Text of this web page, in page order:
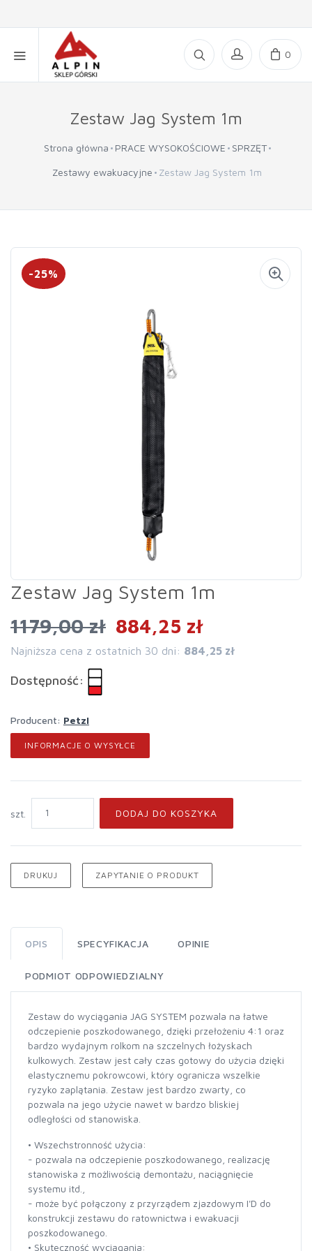
0
Zestaw Jag System 1m
Strona główna PRACE WYSOKOŚCIOWE SPRZĘT
Zestawy ewakuacyjne Zestaw Jag System 1m
-25%
Zestaw Jag System 1m
1179,00 zł 884,25 zł
Najniższa cena z ostatnich 30 dni: 884,25 zł
Dostępność:
Producent: Petzl
INFORMACJE O WYSYŁCE
szt. DODAJ DO KOSZYKA
DRUKUJ ZAPYTANIE O PRODUKT
OPIS SPECYFIKACJA OPINIE
PODMIOT ODPOWIEDZIALNY
Zestaw do wyciągania JAG SYSTEM pozwala na łatwe
odczepienie poszkodowanego, dzięki przełożeniu 4:1 oraz
bardzo wydajnym rolkom na szczelnych łożyskach
kulkowych. Zestaw jest cały czas gotowy do użycia dzięki
elastycznemu pokrowcowi, który ogranicza wszelkie
ryzyko zaplątania. Zestaw jest bardzo zwarty, co
pozwala na jego użycie nawet w bardzo bliskiej
odległości od stanowiska.
• Wszechstronność użycia:
- pozwala na odczepienie poszkodowanego, realizację
stanowiska z możliwością demontażu, naciągnięcie
systemu itd.,
- może być połączony z przyrządem zjazdowym I'D do
konstrukcji zestawu do ratownictwa i ewakuacji
poszkodowanego.
• Skuteczność wyciągania: